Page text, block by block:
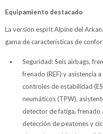
Equipamiento destacado
La versión esprit Alpine del
gama de características de
Seguridad: Seis airbags,
frenado (REF) y asistencia
controles de estabilidad
neumáticos (TPW),
detector de fatiga, frenado
detección de peatones y